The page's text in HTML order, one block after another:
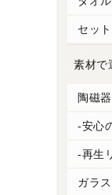
セッ
素材で
陶磁
-安心
-再生
ガラ